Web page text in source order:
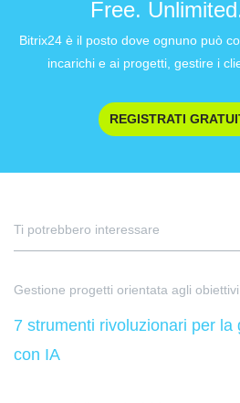
Free.
Bitrix24 è il posto dove ognuno può
incarichi e ai progetti, gestire i
REGISTRATI
Ti potrebbero interessare
Gestione progetti orientata agli obiettivi
7 strumenti rivoluzionari per la
con IA